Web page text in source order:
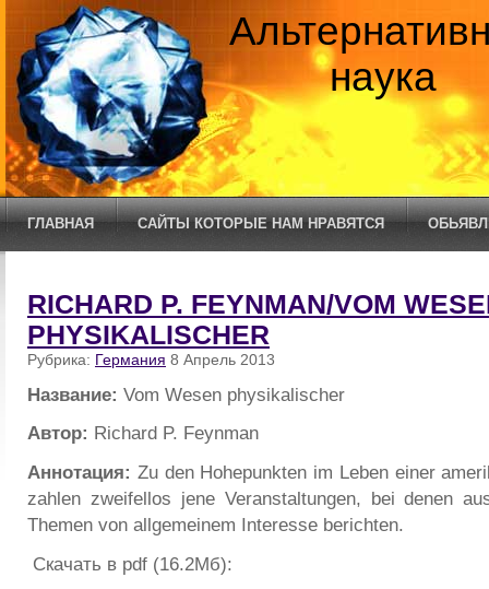
наука
ГЛАВНАЯ САЙТЫ КОТОРЫЕ НАМ НРАВЯТСЯ
RICHARD P. FEYNMAN/VOM
PHYSIKALISCHER
Рубрика: Германия 8 Апрель 2013
Название: Vom Wesen physikalischer
Автор: Richard P. Feynman
Аннотация: Zu den Hohepunkten im Leben einer
zahlen zweifellos jene Veranstaltungen, bei denen
Themen von allgemeinem Interesse berichten.
Скачать в pdf (16.2Мб):